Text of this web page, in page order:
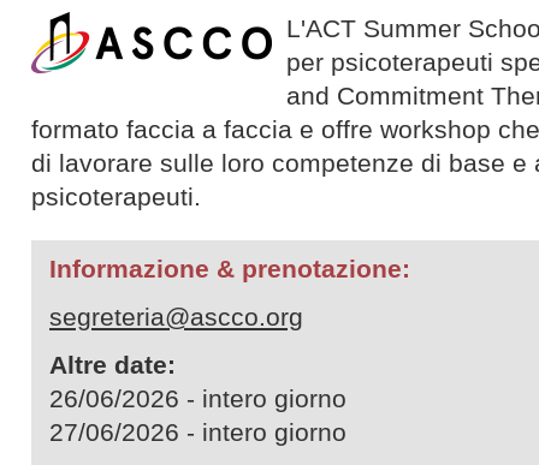
L'ACT Summer
per psicoterapeuti
and Commitment
formato faccia a faccia e offre workshop
di lavorare sulle loro competenze di base
psicoterapeuti.
Informazione & prenotazione:
segreteria@ascco.org
Altre date:
26/06/2026 - intero giorno
27/06/2026 - intero giorno